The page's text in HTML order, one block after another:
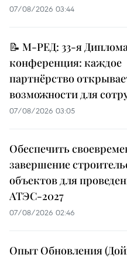
07/08/2026 03:44
📝 М-РЕД: 33-я
конференция: каждое
партнёрство
возможности для
07/08/2026 03:05
Обеспечить
завершение
объектов для
АТЭС-2027
07/08/2026 02:46
Опыт Обновления